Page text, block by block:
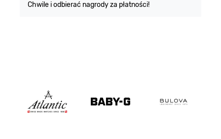
Chwile i odbierać nagrody za płatności!